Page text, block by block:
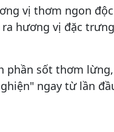
vị thơm ngon độc
hương vị đặc trưng
phần sốt thơm lừng,
ngay từ lần